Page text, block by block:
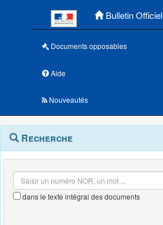
Bulletin Officiel
Documents opposables
Aide
Nouveautés
Navigation
outils
Menu
contextuel
Recherche
dans le texte intégral des documents